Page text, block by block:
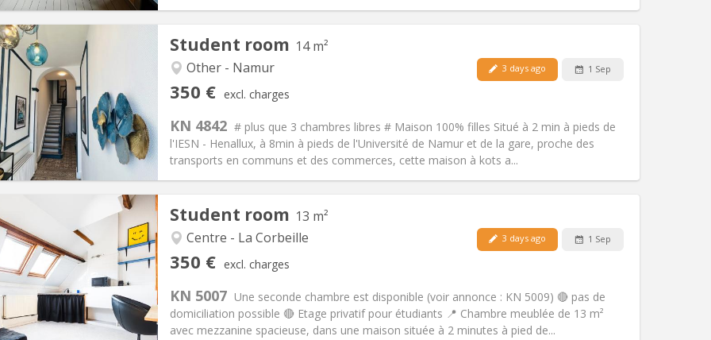
Student room 14 m²
Other - Namur
350 € excl. charges
3 days ago 1 Sep
KN 4842 # plus que 3 chambres libres # Maison 100% filles Situé à 2 min à pieds de
l'IESN - Henallux, à 8min à pieds de l'Université de Namur et de la gare, proche des
transports en communs et des commerces, cette maison à kots a...
Info
€
90 €
12 months
No
Arrangement
Bathroom:Shared bathroom
Surface:14 m2
Other
Atmosphere:Studious, community,
Non-smoking
Student room 13 m²
Centre - La Corbeille
350 € excl. charges
3 days ago 1 Sep
KN 5007 Une seconde chambre est disponible (voir annonce : KN 5009) 🔴 pas de
domiciliation possible 🔴 Etage privatif pour étudiants 📍 Chambre meublée de 13 m²
avec mezzanine spacieuse, dans une maison située à 2 minutes à pied de...
Info
€
50 €
10 months
No
Arrangement
Bathroom:Shared bathroom
Surface:13 m2
Other
Atmosphere:Calm